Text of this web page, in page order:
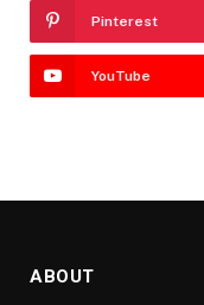
Pinterest
YouTube
ABOUT